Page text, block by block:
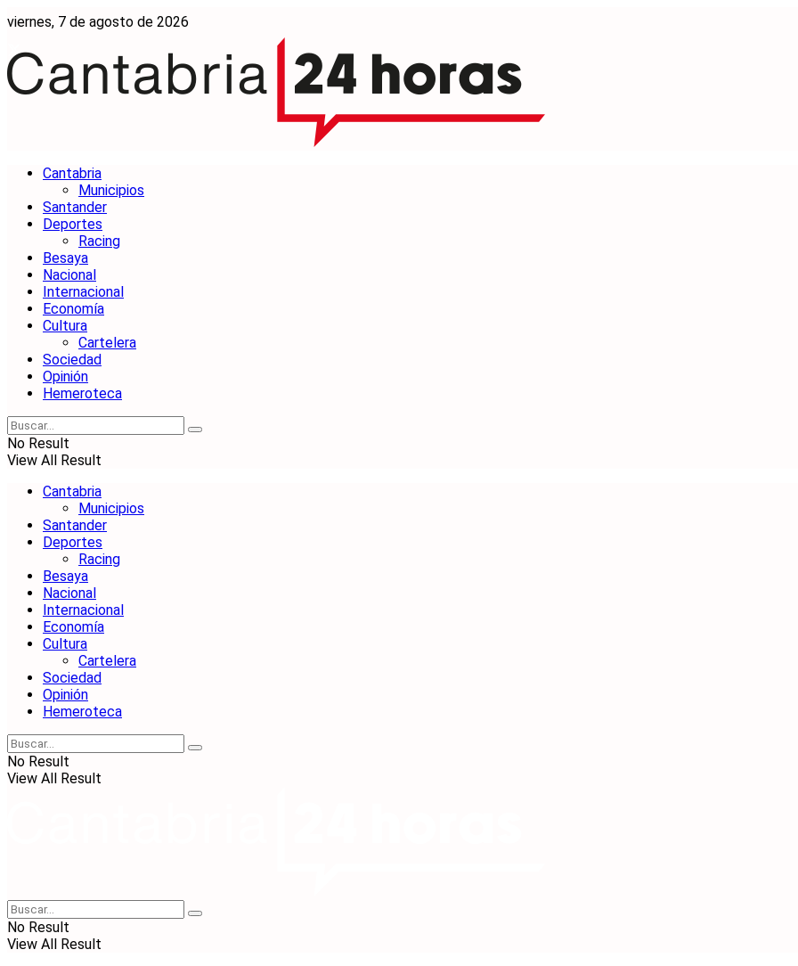
viernes, 7 de agosto de 2026
Cantabria
Municipios
Santander
Deportes
Racing
Besaya
Nacional
Internacional
Economía
Cultura
Cartelera
Sociedad
Opinión
Hemeroteca
No Result
View All Result
Cantabria
Municipios
Santander
Deportes
Racing
Besaya
Nacional
Internacional
Economía
Cultura
Cartelera
Sociedad
Opinión
Hemeroteca
No Result
View All Result
No Result
View All Result